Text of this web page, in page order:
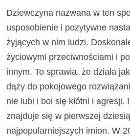
Dziewczyna nazwana w ten
usposobienie i pozytywne
żyjących w nim ludzi.
życiowymi przeciwnościami i
innym. To sprawia, że działa
dąży do pokojowego
nie lubi i boi się kłótni i agresji.
znajduje się w pierwszej
najpopularniejszych imion. W